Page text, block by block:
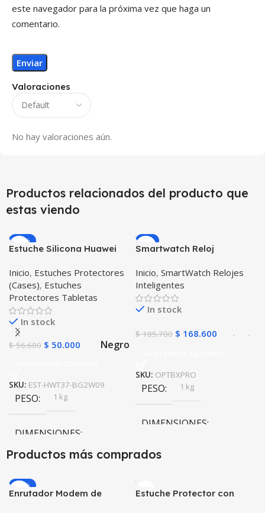
Valoraciones
No hay valoraciones aún.
este navegador para la próxima vez que haga un
comentario.
Productos relacionados del producto que
estas viendo
-12%
Estuche Silicona Huawei
Inicio, Estuches Protectores
(Cases), Estuches
Protectores Tabletas
In stock
$56.600 $ 50.000 Negro
SKU: EST-HWT37-BG2W09
PESO 1 kg
DIMENSIONES
COLOR Negro
-9%
Smartwatch Reloj
BAND X PRO™
(Smartwatch p70)
Compatible Android IOS
Inicio, SmartWatch Relojes
Inteligentes
In stock
$185.700 $ 168.600
SKU: OPTBXPRO
PESO 1 kg
DIMENSIONES
10 × 10 × 10 cm
Productos más comprados
-20%
Enrutador Modem de
Estuche Protector con